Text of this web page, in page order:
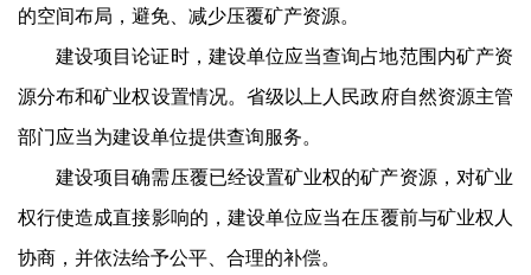
的空间布局，避免、减少压覆矿产资源。
建设项目论证时，建设单位应当查询占地范围内矿产资
源分布和矿业权设置情况。省级以上人民政府自然资源主管
部门应当为建设单位提供查询服务。
建设项目确需压覆已经设置矿业权的矿产资源，对矿业
权行使造成直接影响的，建设单位应当在压覆前与矿业权人
协商，并依法给予公平、合理的补偿。